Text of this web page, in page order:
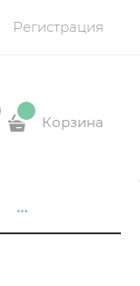
Регистрация
Корзина